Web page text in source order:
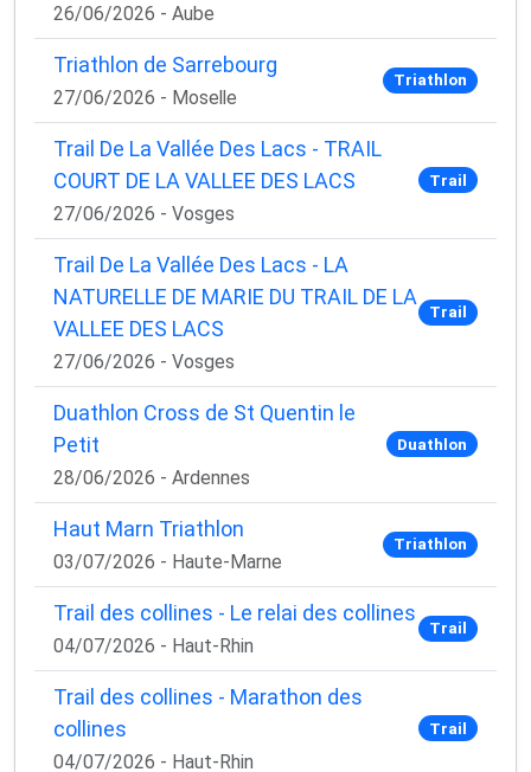
26/06/2026 - Aube
Triathlon de Sarrebourg
27/06/2026 - Moselle
Triathlon
Trail De La Vallée Des Lacs - TRAIL
COURT DE LA VALLEE DES LACS
27/06/2026 - Vosges
Trail
Trail De La Vallée Des Lacs - LA
NATURELLE DE MARIE DU TRAIL DE LA
VALLEE DES LACS
27/06/2026 - Vosges
Trail
Duathlon Cross de St Quentin le
Petit
28/06/2026 - Ardennes
Duathlon
Haut Marn Triathlon
03/07/2026 - Haute-Marne
Triathlon
Trail des collines - Le relai des collines
04/07/2026 - Haut-Rhin
Trail
Trail des collines - Marathon des
collines
04/07/2026 - Haut-Rhin
Trail